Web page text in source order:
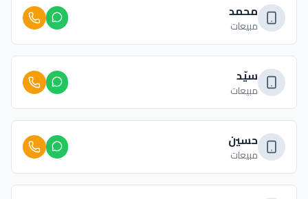
محمد
مبيعات
سيّد
مبيعات
حسين
مبيعات